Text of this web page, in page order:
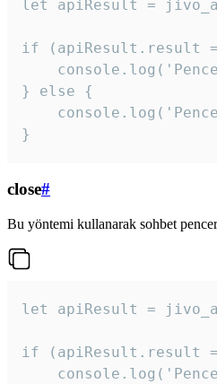
let apiResult =
if (apiResult.result
} else {
}
close#
Bu yöntemi kullanarak sohbet
let apiResult =
if (apiResult.result